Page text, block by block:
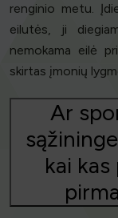
renginio metu.
eilutės, ji
nemokama eilė
skirtas įmonių
Ar
kai